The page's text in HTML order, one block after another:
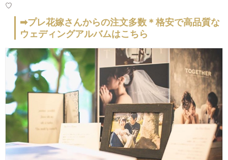
♡
➡プレ花嫁さんからの注文多数＊格安で高品質な
ウェディングアルバムはこちら